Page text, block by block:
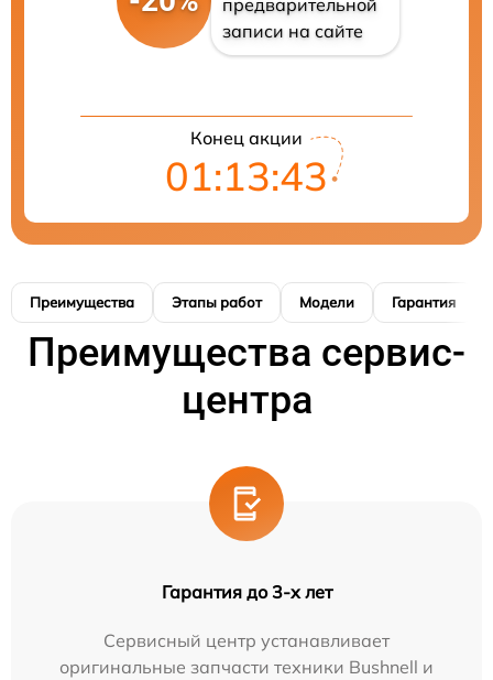
записи на сайте
Конец акции
01:13:42
Преимущества Этапы работ Модели Гарантия
Преимущества сервис-
центра
Гарантия до 3-х лет
Сервисный центр устанавливает
оригинальные запчасти техники Bushnell и